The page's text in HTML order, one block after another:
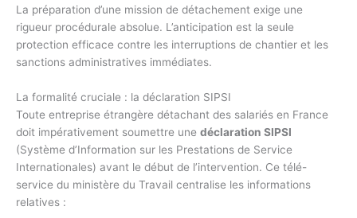
La préparation d’une mission de détachement exige une
rigueur procédurale absolue. L’anticipation est la seule
protection efficace contre les interruptions de chantier et les
sanctions administratives immédiates.
La formalité cruciale : la déclaration SIPSI
Toute entreprise étrangère détachant des salariés en France
doit impérativement soumettre une déclaration SIPSI
(Système d’Information sur les Prestations de Service
Internationales) avant le début de l’intervention. Ce télé-
service du ministère du Travail centralise les informations
relatives :